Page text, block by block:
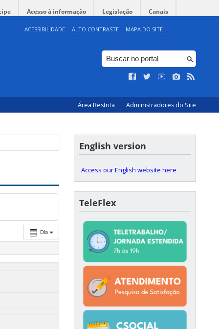
Acesso à informação Legislação Canais
ACESSIBILIDADE ALTO CONTRASTE MAPA DO SITE
Área Restrita Administradores do Site
Dia
English version
Access our English website here
TeleFlex